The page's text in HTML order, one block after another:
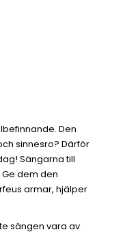
Den
sinnesro? Därför
Sängarna till
dem den
armar, hjälper
sängen vara av